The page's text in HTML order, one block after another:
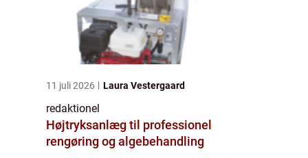
11 juli 2026 Laura Vestergaard
redaktionel
Højtryksanlæg til professionel
rengøring og algebehandling